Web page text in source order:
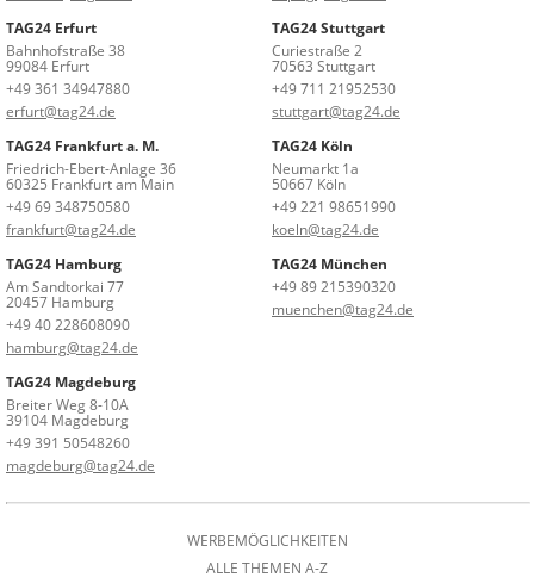
TAG24 Erfurt
Bahnhofstraße 38
99084 Erfurt
+49 361 34947880
erfurt@tag24.de
TAG24 Stuttgart
Curiestraße 2
70563 Stuttgart
+49 711 21952530
stuttgart@tag24.de
TAG24 Frankfurt a. M.
Friedrich-Ebert-Anlage 36
60325 Frankfurt am Main
+49 69 348750580
frankfurt@tag24.de
TAG24 Köln
Neumarkt 1a
50667 Köln
+49 221 98651990
koeln@tag24.de
TAG24 Hamburg
Am Sandtorkai 77
20457 Hamburg
+49 40 228608090
hamburg@tag24.de
TAG24 München
+49 89 215390320
muenchen@tag24.de
TAG24 Magdeburg
Breiter Weg 8-10A
39104 Magdeburg
+49 391 50548260
magdeburg@tag24.de
WERBEMÖGLICHKEITEN
ALLE THEMEN A-Z